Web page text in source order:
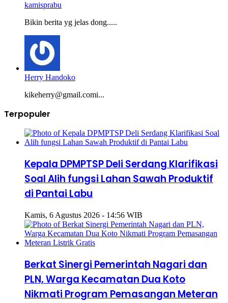
kamisprabu
Bikin berita yg jelas dong.....
Herry Handoko
kikeherry@gmail.comi...
Terpopuler
Kepala DPMPTSP Deli Serdang Klarifikasi
Soal Alih fungsi Lahan Sawah Produktif
di Pantai Labu
Kamis, 6 Agustus 2026 - 14:56 WIB
Berkat Sinergi Pemerintah Nagari dan
PLN, Warga Kecamatan Dua Koto
Nikmati Program Pemasangan Meteran